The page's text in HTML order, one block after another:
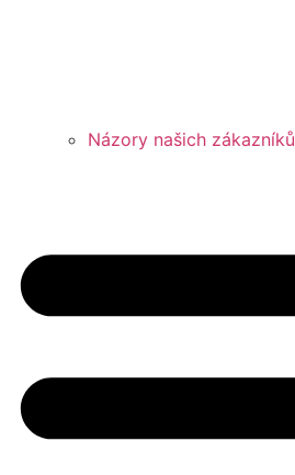
Názory našich zákazníků